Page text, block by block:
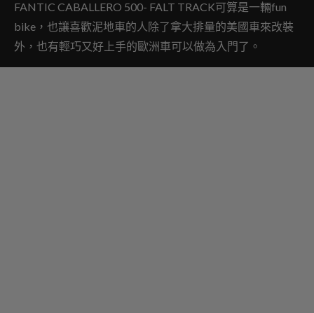
FANTIC CABALLERO 500- FALT TRACK可算是一輛fun
bike，也讓喜歡泥地車的人除了拿大排量的美國車來改裝
外，也有輕巧又好上手的歐洲車可以做為入門了。